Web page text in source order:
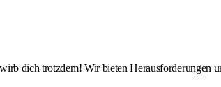
dich trotzdem! Wir bieten Herausforderungen